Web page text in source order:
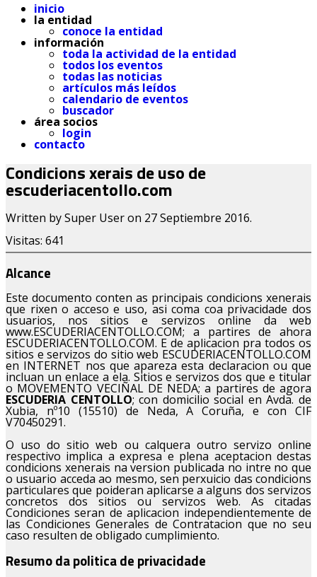
inicio
la entidad
conoce la entidad
información
toda la actividad de la entidad
todos los eventos
todas las noticias
artículos más leídos
calendario de eventos
buscador
área socios
login
contacto
Condicions xerais de uso de
escuderiacentollo.com
Written by Super User on 27 Septiembre 2016.
Visitas: 641
Alcance
Este documento conten as principais condicions xenerais
que rixen o acceso e uso, asi coma coa privacidade dos
usuarios, nos sitios e servizos online da web
www.ESCUDERIACENTOLLO.COM; a partires de ahora
ESCUDERIACENTOLLO.COM. E de aplicacion pra todos os
sitios e servizos do sitio web ESCUDERIACENTOLLO.COM
en INTERNET nos que apareza esta declaracion ou que
incluan un enlace a ela. Sitios e servizos dos que e titular
o MOVEMENTO VECIÑAL DE NEDA; a partires de agora
ESCUDERIA CENTOLLO; con domicilio social en Avda. de
Xubia, nº10 (15510) de Neda, A Coruña, e con CIF
V70450291.
O uso do sitio web ou calquera outro servizo online
respectivo implica a expresa e plena aceptacion destas
condicions xenerais na version publicada no intre no que
o usuario acceda ao mesmo, sen perxuicio das condicions
particulares que poideran aplicarse a alguns dos servizos
concretos dos sitios ou servizos web. As citadas
Condiciones seran de aplicacion independientemente de
las Condiciones Generales de Contratacion que no seu
caso resulten de obligado cumplimiento.
Resumo da politica de privacidade